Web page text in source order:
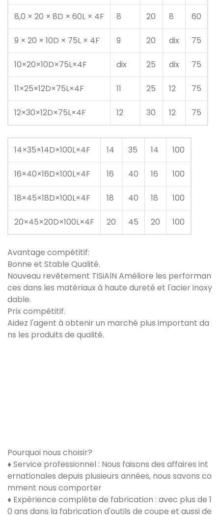
8,0 × 20 × 8D × 60L × 4F 8 20 8 60
9 × 20 × 10D × 75L × 4F 9 20 dix 75
10×20×10D×75L×4F dix 25 dix 75
11×25×12D×75L×4F 11 25 12 75
12×30×12D×75L×4F 12 30 12 75
14×35×14D×100L×4F 14 35 14 100
16×40×16D×100L×4F 16 40 16 100
18×45×18D×100L×4F 18 40 18 100
20×45×20D×100L×4F 20 45 20 100
Avantage compétitif:
Bonne et Stable Qualité.
Nouveau revêtement TiSiAlN Améliore les performan
ces dans les matériaux à haute dureté et l'acier inoxy
dable.
Prix ​​compétitif.
Aidez l'agent à obtenir un marché plus important da
ns les produits de qualité.
Pourquoi nous choisir?
♦ Service professionnel : Nous faisons des affaires int
ernationales depuis plusieurs années, nous savons co
mment nous comporter
♦ Expérience complète de fabrication : avec plus de 1
0 ans dans la fabrication d'outils de coupe et aussi de